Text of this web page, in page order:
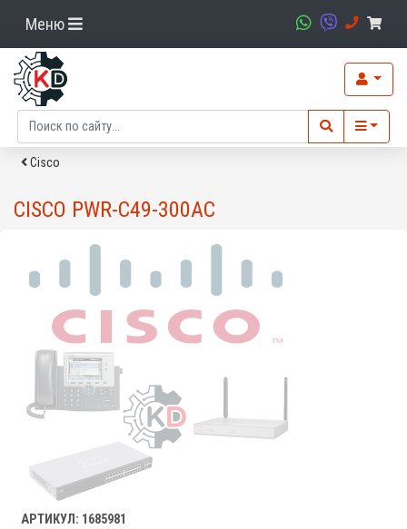
Меню
Cisco
CISCO PWR-C49-300AC
АРТИКУЛ: 1685981